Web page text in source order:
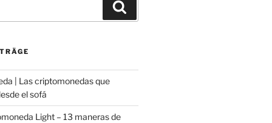
| Las criptomonedas que
el sofá
Light – 13 maneras de